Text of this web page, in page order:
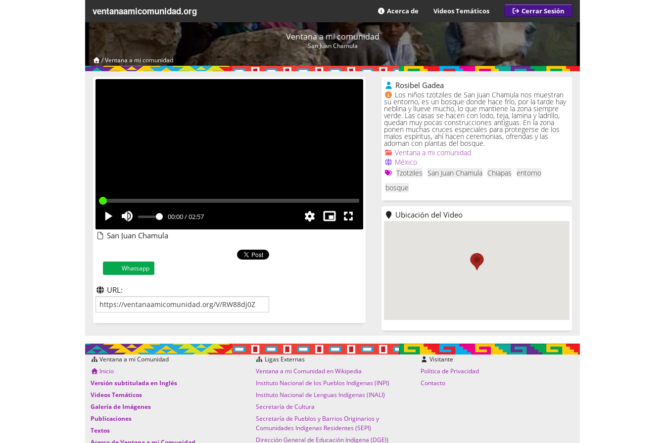
ventanaamicomunidad.org Acerca de Videos Temáticos Cerrar Sesión
Ventana a mi comunidad
San Juan Chamula
/Ventana a mi comunidad
00:00/02:57
San Juan Chamula
Whatsapp
URL:
Rosibel Gadea
Los niños tzotziles de San Juan Chamula nos muestran
su entorno, es un bosque donde hace frío, por la tarde hay
neblina y llueve mucho, lo que mantiene la zona siempre
verde. Las casas se hacen con lodo, teja, lamina y ladrillo,
quedan muy pocas construcciones antiguas. En la zona
ponen muchas cruces especiales para protegerse de los
malos espíritus, ahí hacen ceremonias, ofrendas y las
adornan con plantas del bosque.
Ventana a mi comunidad
México
Tzotziles San Juan Chamula Chiapas entorno
bosque
Ubicación del Video
Ventana a mi Comunidad
Inicio
Versión subtitulada en Inglés
Videos Temáticos
Galería de Imágenes
Publicaciones
Textos
Ligas Externas
Ventana a mi Comunidad en Wikipedia
Instituto Nacional de los Pueblos Indígenas (INPI)
Instituto Nacional de Lenguas Indígenas (INALI)
Secretaría de Cultura
Secretaría de Pueblos y Barrios Originarios y
Comunidades Indígenas Residentes (SEPI)
Dirección General de Educación Indígena (DGEI)
Visitante
Política de Privacidad
Contacto